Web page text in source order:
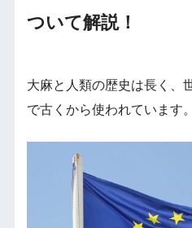
ついて解説！
大麻と人類の歴史は長く、
で古くから使われています。